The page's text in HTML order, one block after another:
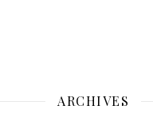
ARCHIVES